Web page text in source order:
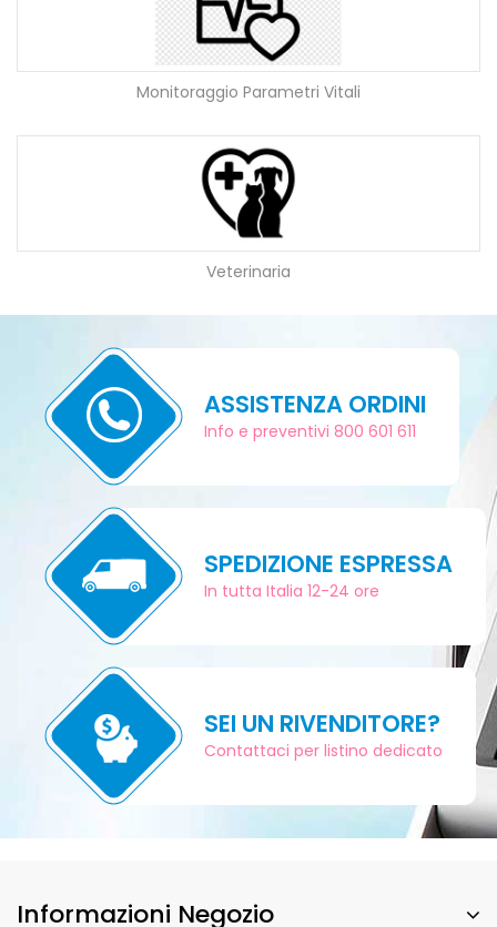
Monitoraggio Parametri Vitali
Veterinaria
ASSISTENZA ORDINI
Info e preventivi 800 601 611
SPEDIZIONE ESPRESSA
In tutta Italia 12-24 ore
SEI UN RIVENDITORE?
Contattaci per listino dedicato
Informazioni Negozio